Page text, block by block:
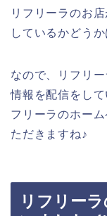
リフリーラのお
しているかどう
なので、リフリ
情報を配信をし
フリーラのホー
ただきますね♪
リフリー